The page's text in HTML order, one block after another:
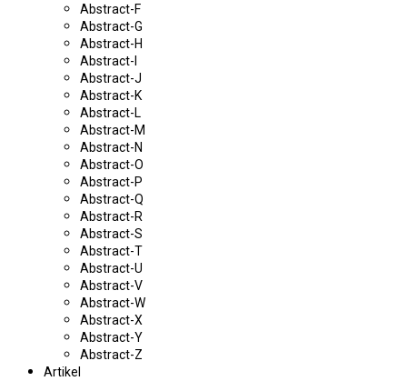
Abstract-F
Abstract-G
Abstract-H
Abstract-I
Abstract-J
Abstract-K
Abstract-L
Abstract-M
Abstract-N
Abstract-O
Abstract-P
Abstract-Q
Abstract-R
Abstract-S
Abstract-T
Abstract-U
Abstract-V
Abstract-W
Abstract-X
Abstract-Y
Abstract-Z
Artikel